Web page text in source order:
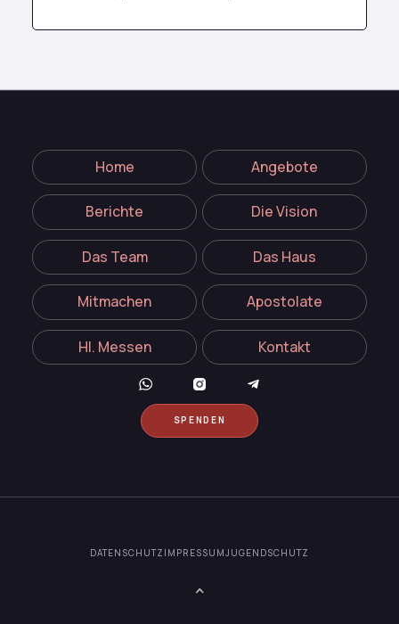
Home Angebote
Berichte Die Vision
Das Team Das Haus
Mitmachen Apostolate
Hl. Messen Kontakt
SPENDEN
DATENSCHUTZ IMPRESSUMJUGENDSCHUTZ